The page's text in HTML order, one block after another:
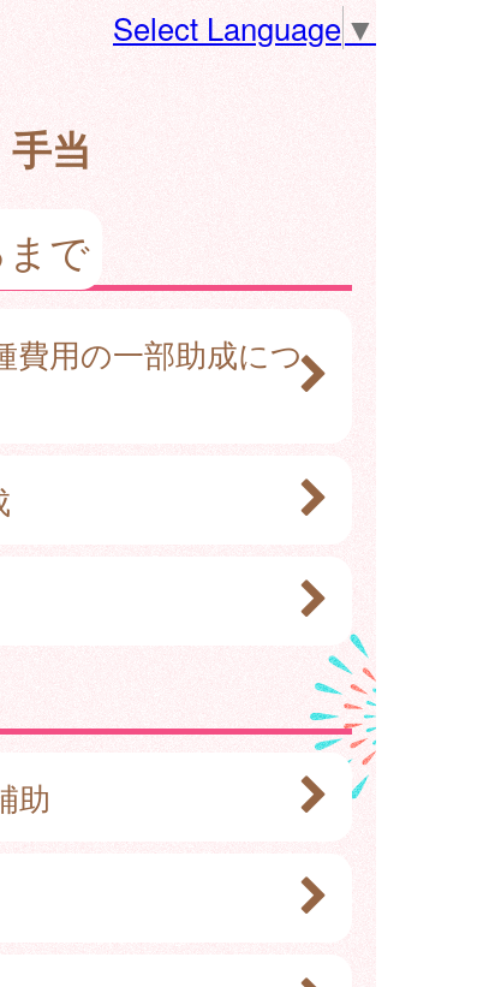
Select Language ▼
当
で
費用の一部助成につ
助